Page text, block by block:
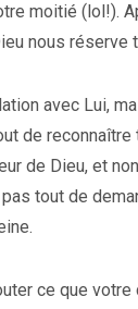
moitié (lol!).
nous réserve
avec Lui,
de reconnaître
de Dieu, et
tout de
ce que